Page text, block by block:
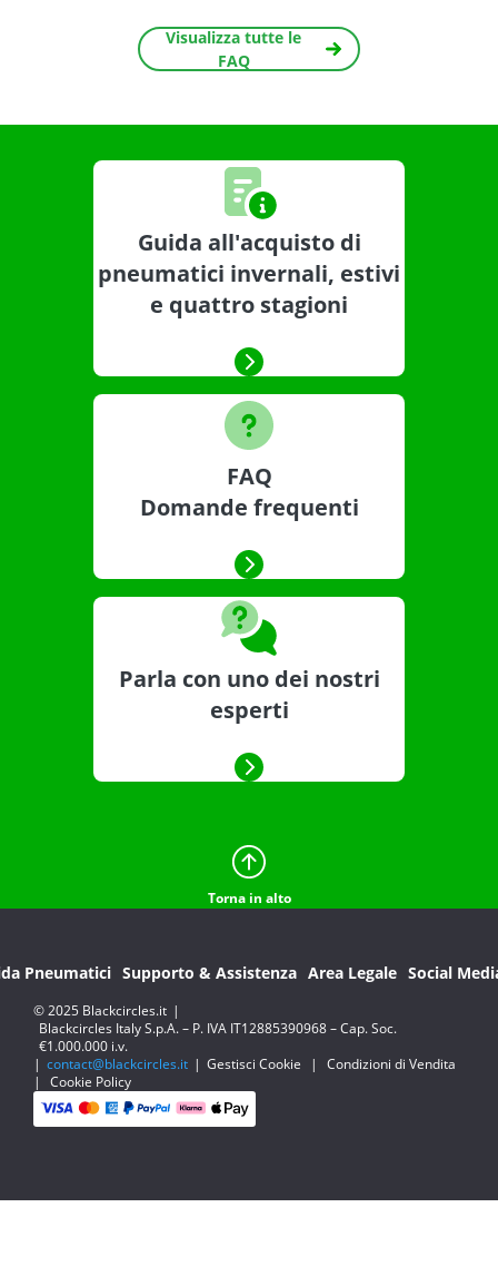
Visualizza tutte le
FAQ
Guida all'acquisto di
pneumatici invernali, estivi
e quattro stagioni
FAQ
Domande frequenti
Parla con uno dei nostri
esperti
Torna in alto
Pneumatici Supporto & Assistenza Area Legale Social
© 2025 Blackcircles.it |
Blackcircles Italy S.p.A. – P. IVA IT12885390968 – Cap. Soc.
€1.000.000 i.v.
| contact@blackcircles.it | Gestisci Cookie |
Condizioni di Vendita
|
Cookie Policy